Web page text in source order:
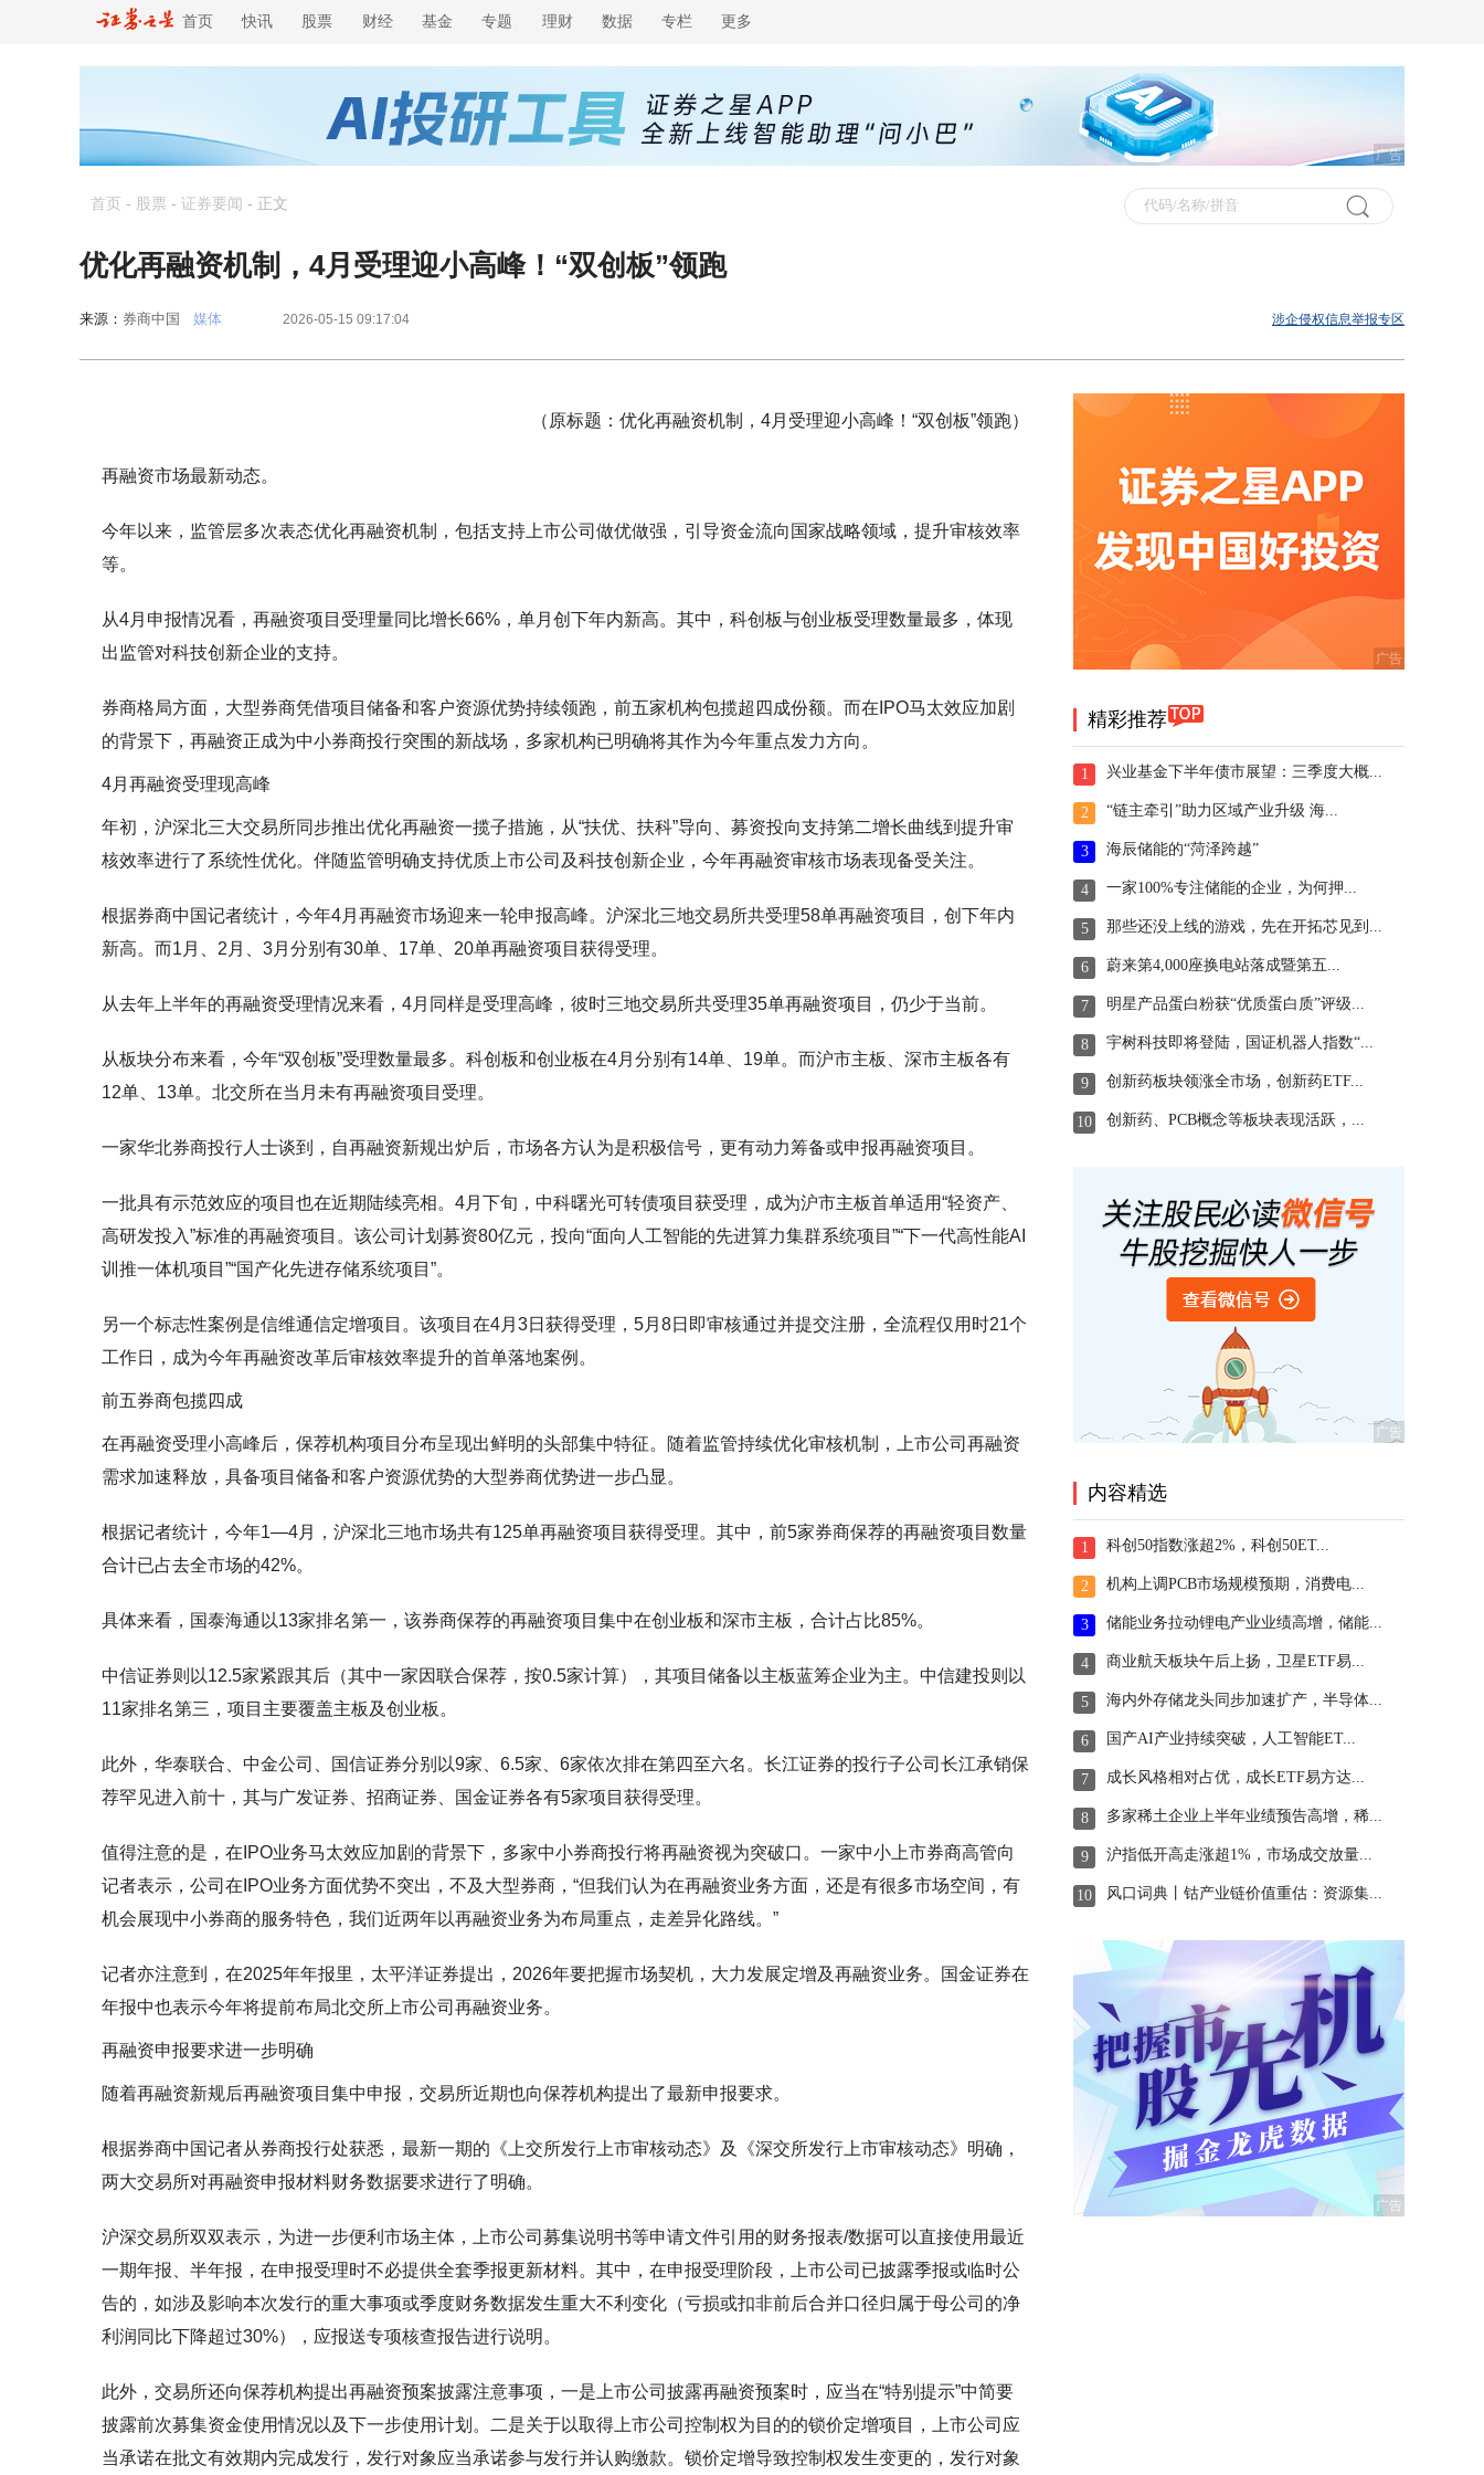
首页 快讯 股票 财经 基金 专题 理财 数据 专栏 更多
广告
首页 - 股票 - 证券要闻 - 正文
优化再融资机制，4月受理迎小高峰！“双创板”领跑
来源： 券商中国 媒体 2026-05-15 09:17:04 涉企侵权信息举报专区
（原标题：优化再融资机制，4月受理迎小高峰！“双创板”领跑）
再融资市场最新动态。
今年以来，监管层多次表态优化再融资机制，包括支持上市公司做优做强，引导资金流向国家战略领域，提升审核效率
等。
从4月申报情况看，再融资项目受理量同比增长66%，单月创下年内新高。其中，科创板与创业板受理数量最多，体现
出监管对科技创新企业的支持。
券商格局方面，大型券商凭借项目储备和客户资源优势持续领跑，前五家机构包揽超四成份额。而在IPO马太效应加剧
的背景下，再融资正成为中小券商投行突围的新战场，多家机构已明确将其作为今年重点发力方向。
4月再融资受理现高峰
年初，沪深北三大交易所同步推出优化再融资一揽子措施，从“扶优、扶科”导向、募资投向支持第二增长曲线到提升审
核效率进行了系统性优化。伴随监管明确支持优质上市公司及科技创新企业，今年再融资审核市场表现备受关注。
根据券商中国记者统计，今年4月再融资市场迎来一轮申报高峰。沪深北三地交易所共受理58单再融资项目，创下年内
新高。而1月、2月、3月分别有30单、17单、20单再融资项目获得受理。
从去年上半年的再融资受理情况来看，4月同样是受理高峰，彼时三地交易所共受理35单再融资项目，仍少于当前。
从板块分布来看，今年“双创板”受理数量最多。科创板和创业板在4月分别有14单、19单。而沪市主板、深市主板各有
12单、13单。北交所在当月未有再融资项目受理。
一家华北券商投行人士谈到，自再融资新规出炉后，市场各方认为是积极信号，更有动力筹备或申报再融资项目。
一批具有示范效应的项目也在近期陆续亮相。4月下旬，中科曙光可转债项目获受理，成为沪市主板首单适用“轻资产、
高研发投入”标准的再融资项目。该公司计划募资80亿元，投向“面向人工智能的先进算力集群系统项目”“下一代高性能AI
训推一体机项目”“国产化先进存储系统项目”。
另一个标志性案例是信维通信定增项目。该项目在4月3日获得受理，5月8日即审核通过并提交注册，全流程仅用时21个
工作日，成为今年再融资改革后审核效率提升的首单落地案例。
前五券商包揽四成
在再融资受理小高峰后，保荐机构项目分布呈现出鲜明的头部集中特征。随着监管持续优化审核机制，上市公司再融资
需求加速释放，具备项目储备和客户资源优势的大型券商优势进一步凸显。
根据记者统计，今年1—4月，沪深北三地市场共有125单再融资项目获得受理。其中，前5家券商保荐的再融资项目数量
合计已占去全市场的42%。
具体来看，国泰海通以13家排名第一，该券商保荐的再融资项目集中在创业板和深市主板，合计占比85%。
中信证券则以12.5家紧跟其后（其中一家因联合保荐，按0.5家计算），其项目储备以主板蓝筹企业为主。中信建投则以
11家排名第三，项目主要覆盖主板及创业板。
此外，华泰联合、中金公司、国信证券分别以9家、6.5家、6家依次排在第四至六名。长江证券的投行子公司长江承销保
荐罕见进入前十，其与广发证券、招商证券、国金证券各有5家项目获得受理。
值得注意的是，在IPO业务马太效应加剧的背景下，多家中小券商投行将再融资视为突破口。一家中小上市券商高管向
记者表示，公司在IPO业务方面优势不突出，不及大型券商，“但我们认为在再融资业务方面，还是有很多市场空间，有
机会展现中小券商的服务特色，我们近两年以再融资业务为布局重点，走差异化路线。”
记者亦注意到，在2025年年报里，太平洋证券提出，2026年要把握市场契机，大力发展定增及再融资业务。国金证券在
年报中也表示今年将提前布局北交所上市公司再融资业务。
再融资申报要求进一步明确
随着再融资新规后再融资项目集中申报，交易所近期也向保荐机构提出了最新申报要求。
根据券商中国记者从券商投行处获悉，最新一期的《上交所发行上市审核动态》及《深交所发行上市审核动态》明确，
两大交易所对再融资申报材料财务数据要求进行了明确。
沪深交易所双双表示，为进一步便利市场主体，上市公司募集说明书等申请文件引用的财务报表/数据可以直接使用最近
一期年报、半年报，在申报受理时不必提供全套季报更新材料。其中，在申报受理阶段，上市公司已披露季报或临时公
告的，如涉及影响本次发行的重大事项或季度财务数据发生重大不利变化（亏损或扣非前后合并口径归属于母公司的净
利润同比下降超过30%），应报送专项核查报告进行说明。
此外，交易所还向保荐机构提出再融资预案披露注意事项，一是上市公司披露再融资预案时，应当在“特别提示”中简要
披露前次募集资金使用情况以及下一步使用计划。二是关于以取得上市公司控制权为目的的锁价定增项目，上市公司应
当承诺在批文有效期内完成发行，发行对象应当承诺参与发行并认购缴款。锁价定增导致控制权发生变更的，发行对象
精彩推荐
1 兴业基金下半年债市展望：三季度大概...
2 “链主牵引”助力区域产业升级 海...
3 海辰储能的“菏泽跨越”
4 一家100%专注储能的企业，为何押...
5 那些还没上线的游戏，先在开拓芯见到...
6 蔚来第4,000座换电站落成暨第五...
7 明星产品蛋白粉获“优质蛋白质”评级...
8 宇树科技即将登陆，国证机器人指数“...
9 创新药板块领涨全市场，创新药ETF...
10 创新药、PCB概念等板块表现活跃，...
内容精选
1 科创50指数涨超2%，科创50ET...
2 机构上调PCB市场规模预期，消费电...
3 储能业务拉动锂电产业业绩高增，储能...
4 商业航天板块午后上扬，卫星ETF易...
5 海内外存储龙头同步加速扩产，半导体...
6 国产AI产业持续突破，人工智能ET...
7 成长风格相对占优，成长ETF易方达...
8 多家稀土企业上半年业绩预告高增，稀...
9 沪指低开高走涨超1%，市场成交放量...
10 风口词典丨钴产业链价值重估：资源集...